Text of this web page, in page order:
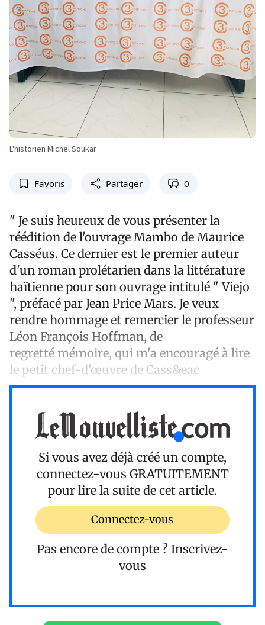
L'historien Michel Soukar
Favoris Partager 0
" Je suis heureux de vous présenter la
réédition de l'ouvrage Mambo de Maurice
Casséus. Ce dernier est le premier auteur
d'un roman prolétarien dans la littérature
haïtienne pour son ouvrage intitulé " Viejo
", préfacé par Jean Price Mars. Je veux
rendre hommage et remercier le professeur
Léon François Hoffman, de
regretté mémoire, qui m'a encouragé à lire
le petit chef-d'œuvre de Cass&eac
Si vous avez déjà créé un compte,
connectez-vous GRATUITEMENT
pour lire la suite de cet article.
Connectez-vous
Pas encore de compte ? Inscrivez-
vous